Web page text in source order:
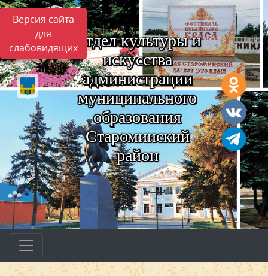
Версия сайта
для
слабовидящих Отдел культуры и
искусства
администрации
муниципального
образования
Староминский
район